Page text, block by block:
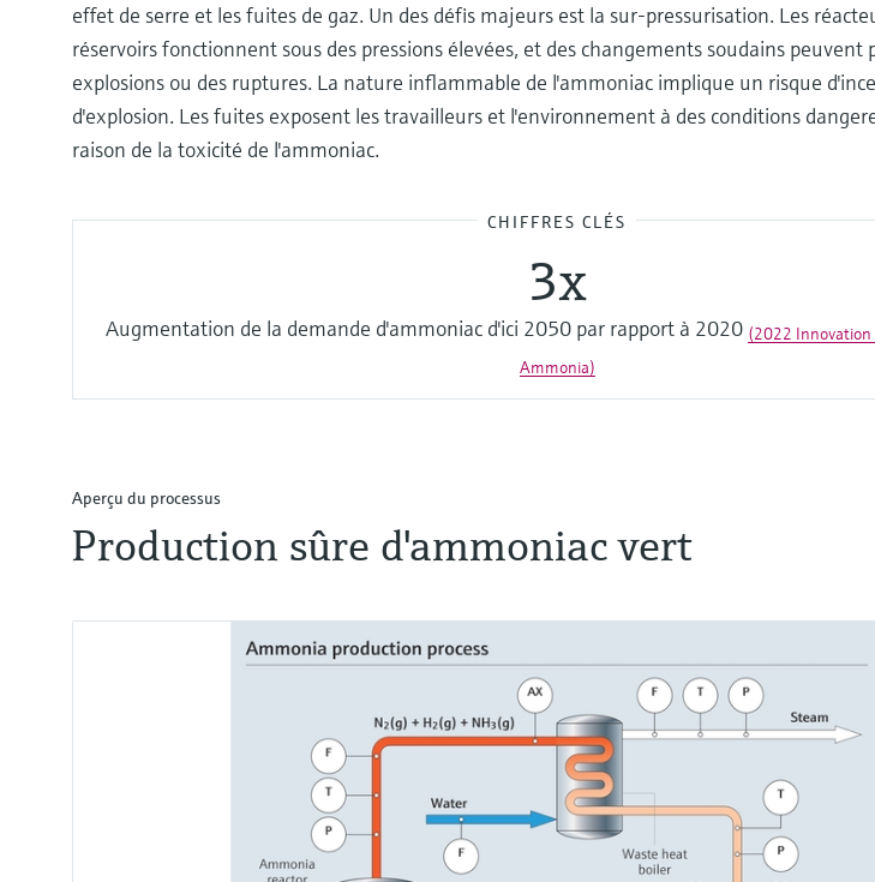
effet de serre et les fuites de gaz. Un des défis majeurs est la sur-pressurisation. Les
réservoirs fonctionnent sous des pressions élevées, et des changements soudains peuvent
explosions ou des ruptures. La nature inflammable de l'ammoniac implique un risque
d'explosion. Les fuites exposent les travailleurs et l'environnement à des conditions
raison de la toxicité de l'ammoniac.
CHIFFRES CLÉS
3x
Augmentation de la demande d'ammoniac d'ici 2050 par rapport à 2020 (2022 Innovation
Ammonia)
Aperçu du processus
Production sûre d'ammoniac vert